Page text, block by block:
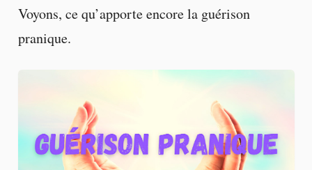
Voyons, ce qu’apporte encore la guérison
pranique.